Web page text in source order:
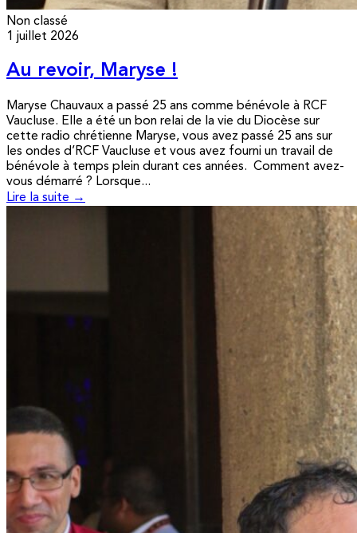
Non classé
1 juillet 2026
Au revoir, Maryse !
Maryse Chauvaux a passé 25 ans comme bénévole à RCF
Vaucluse. Elle a été un bon relai de la vie du Diocèse sur
cette radio chrétienne Maryse, vous avez passé 25 ans sur
les ondes d’RCF Vaucluse et vous avez fourni un travail de
bénévole à temps plein durant ces années. Comment avez-
vous démarré ? Lorsque...
Lire la suite →